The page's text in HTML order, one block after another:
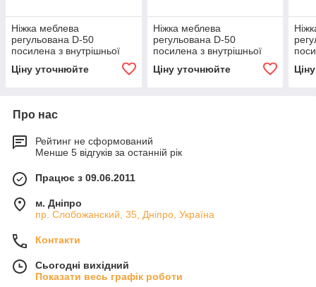
Ніжка меблева
регульована D-50
посилена з внутрішньої
Ціну уточнюйте
Ніжка меблева
регульована D-50
посилена з внутрішньої
Ціну уточнюйте
Про нас
Рейтинг не сформований
Менше 5 відгуків за останній рік
Працює з 09.06.2011
м. Дніпро
пр. Слобожанский, 35, Дніпро, Україна
Контакти
Сьогодні вихідний
Показати весь графік роботи